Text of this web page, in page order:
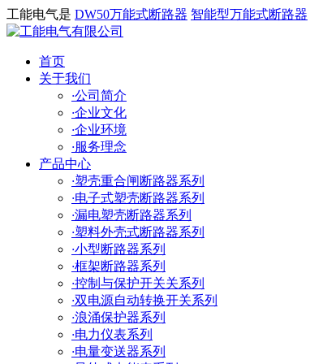
工能电气是 DW50万能式断路器 智能型万能式断路器
首页
关于我们
·公司简介
·企业文化
·企业环境
·服务理念
产品中心
·塑壳重合闸断路器系列
·电子式塑壳断路器系列
·漏电塑壳断路器系列
·塑料外壳式断路器系列
·小型断路器系列
·框架断路器系列
·控制与保护开关关系列
·双电源自动转换开关系列
·浪涌保护器系列
·电力仪表系列
·电量变送器系列